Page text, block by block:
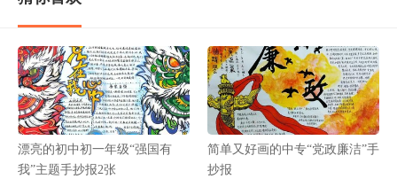
漂亮的初中初一年级“强国有
我”主题手抄报2张
简单又好画的中专“党政廉洁”手
抄报